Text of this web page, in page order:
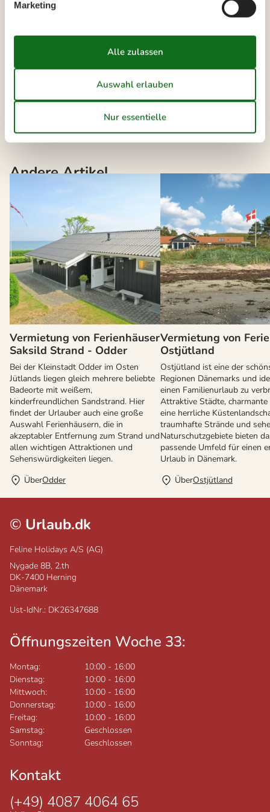
Die neusten Artikel über Tunö
Vermietung von Ferienhäuser Tunø
Andere Artikel
Vermietung von Ferienhäuser
Saksild Strand - Odder
Bei der Kleinstadt Odder im Osten
Jütlands liegen gleich mehrere beliebte
Badeorte mit weißem,
kinderfreundlichen Sandstrand. Hier
findet der Urlauber auch eine große
Auswahl Ferienhäusern, die in
akzeptabler Entfernung zum Strand und
allen wichtigen Attraktionen und
Sehenswürdigkeiten liegen.
ÜberOdder
Vermietung von
Ostjütland
Ostjütland ist eine der
Regionen Dänemarks und
einen Familienurlaub zu
Attraktive Städte, charmante
eine herrliche
traumhafte Strände und
Naturschutzgebiete bieten
passende Umfeld für einen
Urlaub in Dänemark.
ÜberOstjütland
© Urlaub.dk
Feline Holidays A/S (AG)
Nygade 8B, 2.th
DK-7400 Herning
Dänemark
Ust-IdNr.: DK26347688
Öffnungszeiten Woche 33:
Montag: 10:00 - 16:00
Dienstag:
10:00 - 16:00
Mittwoch:
10:00 - 16:00
Donnerstag:
10:00 - 16:00
Freitag:
10:00 - 16:00
Samstag:
Geschlossen
Sonntag:
Geschlossen
Kontakt
(+49) 4087 4064 65
Marketing